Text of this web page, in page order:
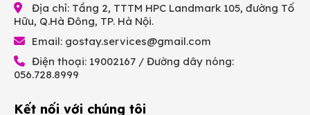
Địa chỉ: Tầng 2, TTTM HPC Landmark 105, đường Tố
Hữu, Q.Hà Đông, TP. Hà Nội.
Email: gostay.services@gmail.com
Điện thoại: 19002167 / Đường dây nóng:
056.728.8999
Kết nối với chúng tôi